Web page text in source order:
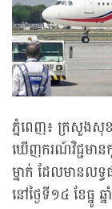
ភ្នំពេញ៖ ក្រសួងសុ
ឃើញករណ៍វិជ្ជមាន
ម្នាក់ ដែលមានលទ្ធ
នៅថ្ងៃទី១៤ ខែធ្នូ